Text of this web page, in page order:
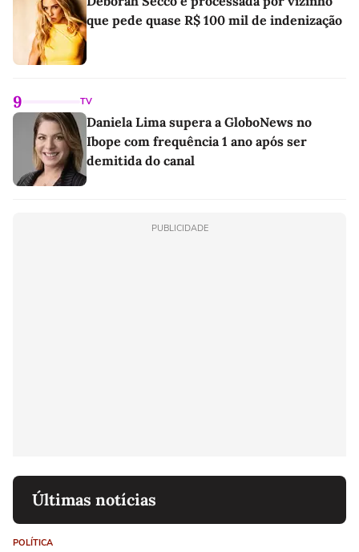
que pede quase R$ 100 mil de indenização
9 TV
Daniela Lima supera a GloboNews no
Ibope com frequência 1 ano após ser
demitida do canal
PUBLICIDADE
Últimas notícias
POLÍTICA